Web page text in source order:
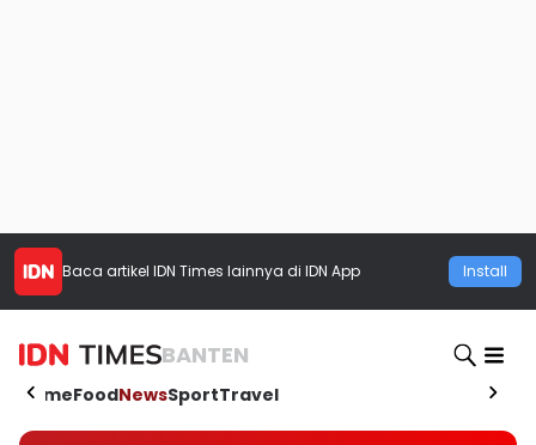
Baca artikel IDN Times lainnya di IDN App Install
BANTEN
HomeFoodNewsSportTravel